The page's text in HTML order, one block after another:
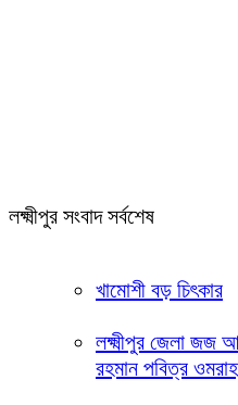
লক্ষ্মীপুর সংবাদ সর্বশেষ
খামোশী বড় চিৎকার
লক্ষ্মীপুর জেলা জজ
রহমান পবিত্র